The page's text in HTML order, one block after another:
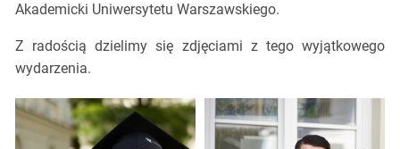
Akademicki Uniwersytetu Warszawskiego.
Z radością dzielimy się zdjęciami z tego wyjątkowego
wydarzenia.